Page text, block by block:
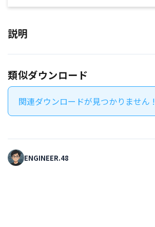
説明
類似ダウンロード
関連ダウンロードが見つかりません !
ENGINEER.48